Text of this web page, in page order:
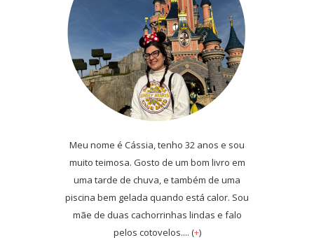
Meu nome é Cássia, tenho 32 anos e sou
muito teimosa. Gosto de um bom livro em
uma tarde de chuva, e também de uma
piscina bem gelada quando está calor. Sou
mãe de duas cachorrinhas lindas e falo
pelos cotovelos.... (+)